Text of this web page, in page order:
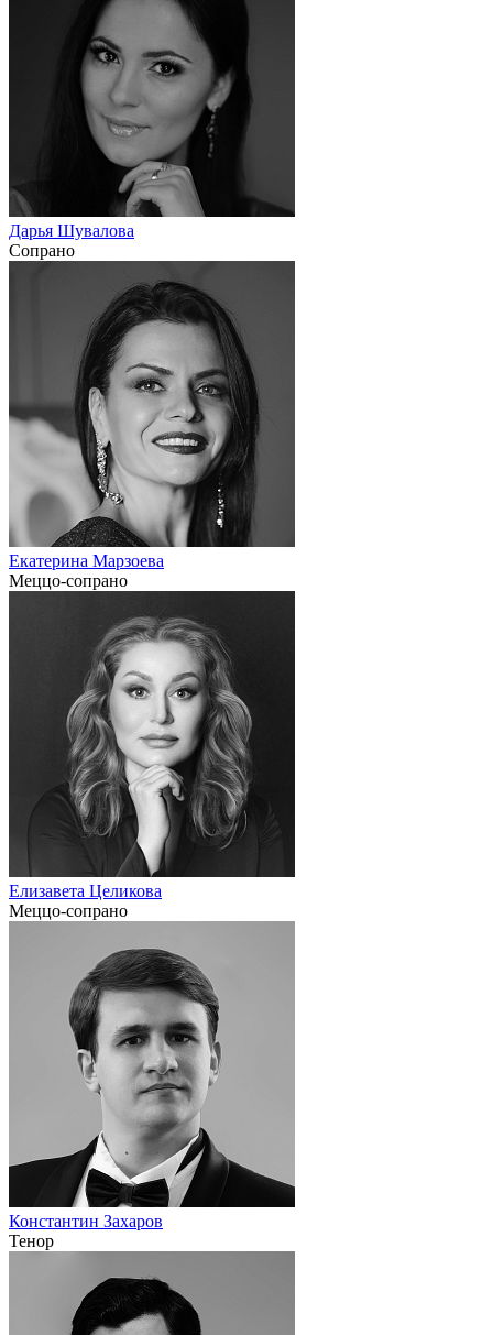
Дарья Шувалова
Сопрано
Екатерина Марзоева
Меццо-сопрано
Елизавета Целикова
Меццо-сопрано
Константин Захаров
Тенор